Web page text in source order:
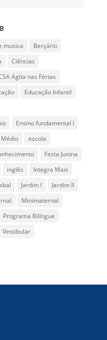
musica
Berçário
Ciências
Agita nas Férias
Educação Infantil
Ensino fundamental I
Médio
escola
Festa Junina
inglês
Integra Mais
Jardim I
Jardim II
Minimaternal
Programa Bilíngue
Vestibular